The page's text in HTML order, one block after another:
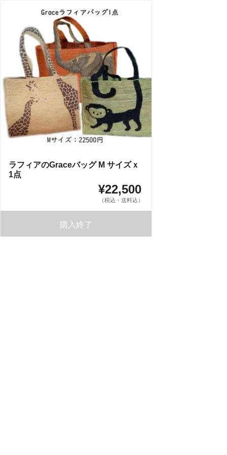
ラフィアのGraceバッグ M サイズｘ
1点
¥22,500
（税込・送料込）
購入終了